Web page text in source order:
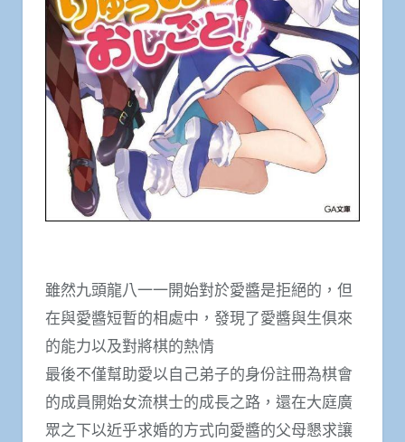
雖然九頭龍八一一開始對於愛醬是拒絕的，但
在與愛醬短暫的相處中，發現了愛醬與生俱來
的能力以及對將棋的熱情
最後不僅幫助愛以自己弟子的身份註冊為棋會
的成員開始女流棋士的成長之路，還在大庭廣
眾之下以近乎求婚的方式向愛醬的父母懇求讓